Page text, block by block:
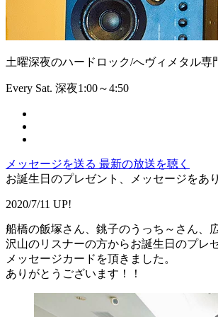
土曜深夜のハードロック/へヴィメタル専
Every Sat. 深夜1:00～4:50
メッセージを送る 最新の放送を聴く
お誕生日のプレゼント、メッセージをあ
2020/7/11 UP!
船橋の飯塚さん、銚子のうっち～さん、
沢山のリスナーの方からお誕生日のプレ
メッセージカードを頂きました。
ありがとうございます！！